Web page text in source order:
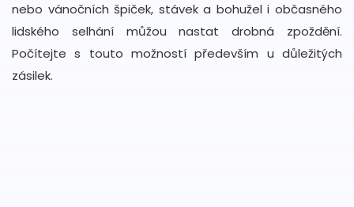
nebo vánočních špiček, stávek a bohužel i občasného
lidského selhání můžou nastat drobná zpoždění.
Počítejte s touto možností především u důležitých
zásilek.